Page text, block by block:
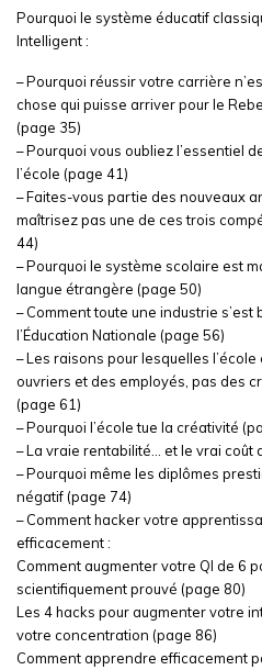
Pourquoi le système éducatif
Intelligent :
– Pourquoi réussir votre carrière
chose qui puisse arriver pour le
(page 35)
– Pourquoi vous oubliez l’essentiel
l’école (page 41)
– Faites-vous partie des nouveaux
maîtrisez pas une de ces trois
44)
– Pourquoi le système scolaire est
langue étrangère (page 50)
– Comment toute une industrie
l’Éducation Nationale (page 56)
– Les raisons pour lesquelles
ouvriers et des employés, pas des
(page 61)
– Pourquoi l’école tue la créativité
– La vraie rentabilité… et le vrai coût
– Pourquoi même les diplômes
négatif (page 74)
– Comment hacker votre
efficacement :
Comment augmenter votre QI de 6
scientifiquement prouvé (page 80)
Les 4 hacks pour augmenter votre
votre concentration (page 86)
Comment apprendre efficacement